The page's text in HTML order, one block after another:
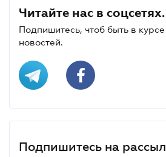
Читайте нас в соцсетях.
Подпишитесь, чтоб быть в
новостей.
Подпишитесь на